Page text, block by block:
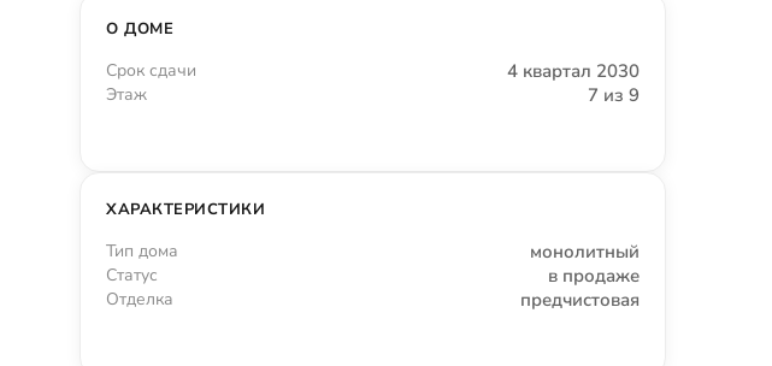
О ДОМЕ
Срок сдачи 4 квартал 2030
Этаж 7 из 9
ХАРАКТЕРИСТИКИ
Тип дома монолитный
Статус в продаже
Отделка предчистовая